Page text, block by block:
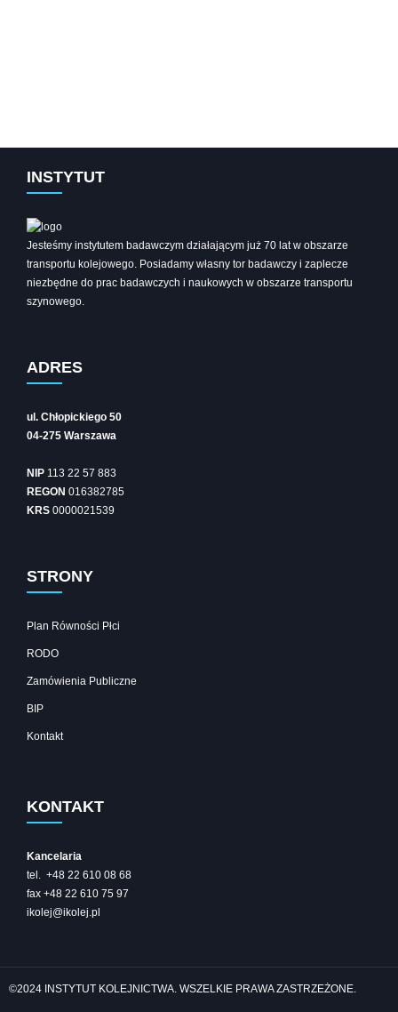
INSTYTUT
Jesteśmy instytutem badawczym działającym już 70 lat w obszarze
transportu kolejowego. Posiadamy własny tor badawczy i zaplecze
niezbędne do prac badawczych i naukowych w obszarze transportu
szynowego.
ADRES
ul. Chłopickiego 50
04-275 Warszawa
NIP 113 22 57 883
REGON 016382785
KRS 0000021539
STRONY
Plan Równości Płci
RODO
Zamówienia Publiczne
BIP
Kontakt
KONTAKT
Kancelaria
tel. +48 22 610 08 68
fax +48 22 610 75 97
ikolej@ikolej.pl
©2024 INSTYTUT KOLEJNICTWA. WSZELKIE PRAWA ZASTRZEŻONE.